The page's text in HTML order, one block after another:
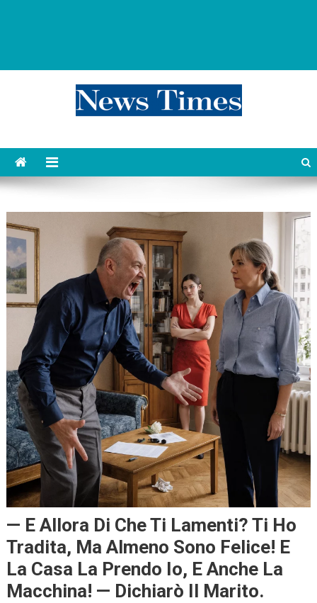
— E Allora Di Che Ti Lamenti? Ti Ho
Tradita, Ma Almeno Sono Felice! E
La Casa La Prendo Io, E Anche La
Macchina! — Dichiarò Il Marito.